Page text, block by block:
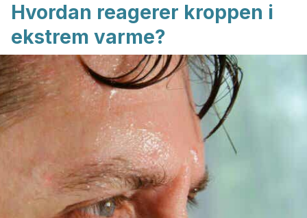
Hvordan reagerer kroppen i
ekstrem varme?